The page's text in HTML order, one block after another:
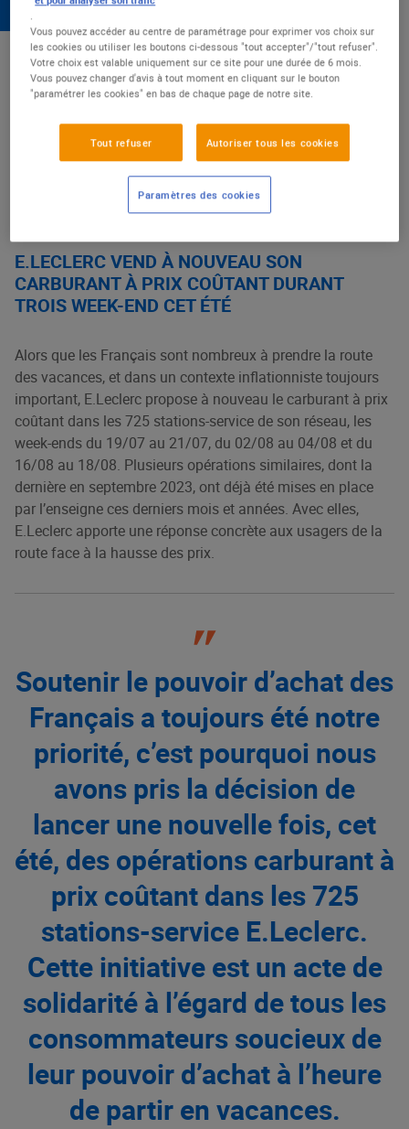
Toujours avec pour objectif de protéger le pouvoir d’achat
des Français, E.Leclerc annonce de nouvelles opérations
carburant à prix coûtant dans ses 725 stations-service les
week-ends du 19/07 au 21/07, du 02/08 au 04/08 et du
16/08 au 18/08. Les deux premiers week-end
correspondent au grand chassé-croisé des vacances entre
juillettistes et aoûtiens quand le dernier promet quant à lui
d’être l’un des plus chargés de l’été.
E.LECLERC VEND À NOUVEAU SON
CARBURANT À PRIX COÛTANT DURANT
TROIS WEEK-END CET ÉTÉ
Alors que les Français sont nombreux à prendre la route
des vacances, et dans un contexte inflationniste toujours
important, E.Leclerc propose à nouveau le carburant à prix
coûtant dans les 725 stations-service de son réseau, les
week-ends du 19/07 au 21/07, du 02/08 au 04/08 et du
16/08 au 18/08. Plusieurs opérations similaires, dont la
dernière en septembre 2023, ont déjà été mises en place
par l’enseigne ces derniers mois et années. Avec elles,
E.Leclerc apporte une réponse concrète aux usagers de la
route face à la hausse des prix.
Soutenir le pouvoir d’achat des
Français a toujours été notre
priorité, c’est pourquoi nous
avons pris la décision de
lancer une nouvelle fois, cet
été, des opérations carburant à
prix coûtant dans les 725
stations-service E.Leclerc.
Cette initiative est un acte de
solidarité à l’égard de tous les
consommateurs soucieux de
leur pouvoir d’achat à l’heure
de partir en vacances.
.
Vous pouvez accéder au centre de paramétrage pour exprimer vos choix sur
les cookies ou utiliser les boutons ci-dessous "tout accepter"/"tout refuser".
Votre choix est valable uniquement sur ce site pour une durée de 6 mois.
Vous pouvez changer d'avis à tout moment en cliquant sur le bouton
"paramétrer les cookies" en bas de chaque page de notre site.
Tout refuser Autoriser tous les cookies
Paramètres des cookies